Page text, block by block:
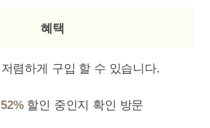
혜택
저렴하게 구입 할 수 있습니다.
52%할인 중인지 확인 방문